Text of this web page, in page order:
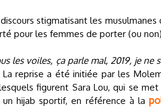
stigmatisant les
pour les femmes de porter (ou
les voiles, ça parle mal, 2019, je ne
reprise a été initiée par les
figurent Sara Lou, qui se
hijab sportif, en référence à la